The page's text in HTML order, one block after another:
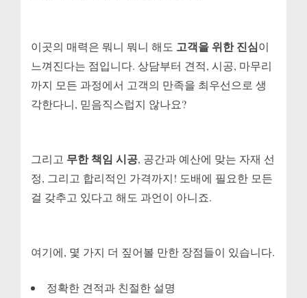
이곳의 매력은 뭐니 뭐니 해도 고객을 위한 진심이
느껴진다는 점입니다. 상담부터 견적, 시공, 마무리
까지 모든 과정에서 고객의 만족을 최우선으로 생
각한다니, 믿음직스럽지 않나요?
그리고 무한 책임 시공, 공간과 예산에 맞는 자재 선
정, 그리고 합리적인 가격까지! 도배에 필요한 모든
걸 갖추고 있다고 해도 과언이 아니죠.
여기에, 몇 가지 더 짚어볼 만한 장점들이 있습니다.
정확한 견적과 친절한 설명